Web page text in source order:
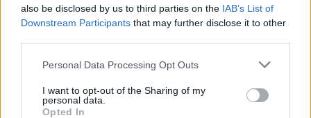
also be disclosed by us to third parties on the IAB’s List of
Downstream Participants that may further disclose it to other
Personal Data Processing Opt Outs
I want to opt-out of the Sharing of my
personal data.
Opted In
ΔΕΕΠ Ηρακλείου: «Η Κρήτη βρίσκεται στις
προτεραιότητες της κυβέρνησης»
Η 97χρονη που περπάτησε πάνω σε φτερό αεροπλάνου
και έσπασε το προηγούμενο (δικό της) ρεκόρ Γκίνες